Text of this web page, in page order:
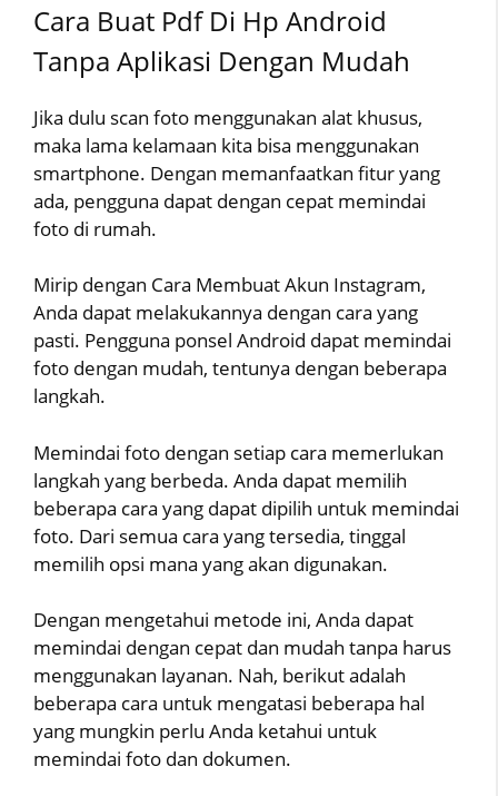
Cara Buat Pdf Di Hp Android
Tanpa Aplikasi Dengan Mudah
Jika dulu scan foto menggunakan alat khusus,
maka lama kelamaan kita bisa menggunakan
smartphone. Dengan memanfaatkan fitur yang
ada, pengguna dapat dengan cepat memindai
foto di rumah.
Mirip dengan Cara Membuat Akun Instagram,
Anda dapat melakukannya dengan cara yang
pasti. Pengguna ponsel Android dapat memindai
foto dengan mudah, tentunya dengan beberapa
langkah.
Memindai foto dengan setiap cara memerlukan
langkah yang berbeda. Anda dapat memilih
beberapa cara yang dapat dipilih untuk memindai
foto. Dari semua cara yang tersedia, tinggal
memilih opsi mana yang akan digunakan.
Dengan mengetahui metode ini, Anda dapat
memindai dengan cepat dan mudah tanpa harus
menggunakan layanan. Nah, berikut adalah
beberapa cara untuk mengatasi beberapa hal
yang mungkin perlu Anda ketahui untuk
memindai foto dan dokumen.